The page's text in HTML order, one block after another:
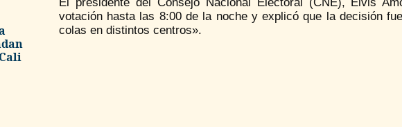
votación hasta las 8:00 de la noche y explicó que la decisión
colas en distintos centros».